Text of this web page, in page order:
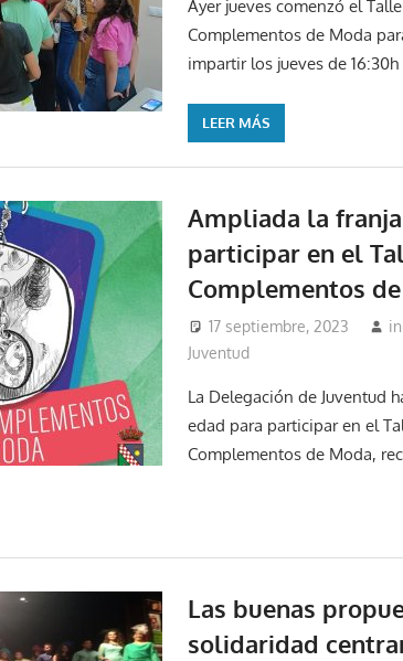
Ayer jueves comenzó el
Complementos de Moda
impartir los jueves de 16:30h
LEER MÁS
Ampliada la
participar en el
Complementos
17 septiembre, 2023
Juventud
La Delegación de Juventud
edad para participar en el
Complementos de Moda,
Las buenas
solidaridad